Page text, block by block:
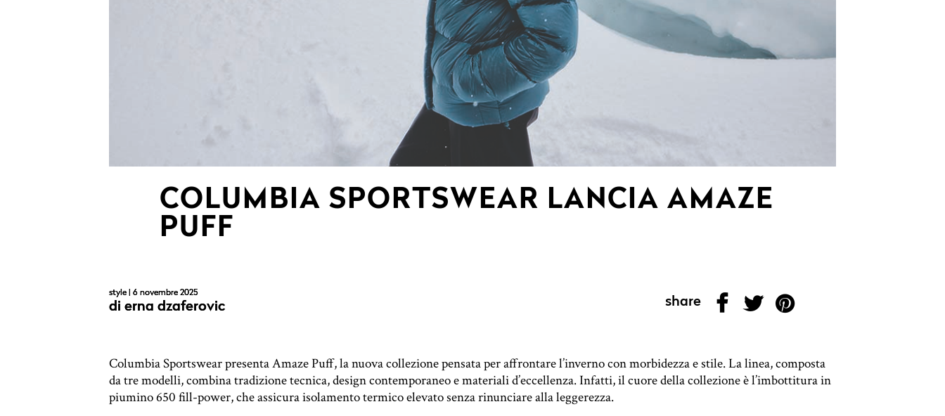
COLUMBIA SPORTSWEAR LANCIA AMAZE
PUFF
style | 6 novembre 2025
di erna dzaferovic share
Columbia Sportswear presenta Amaze Puff, la nuova collezione pensata per affrontare l’inverno con morbidezza e stile. La linea, composta
da tre modelli, combina tradizione tecnica, design contemporaneo e materiali d’eccellenza. Infatti, il cuore della collezione è l’imbottitura in
piumino 650 fill-power, che assicura isolamento termico elevato senza rinunciare alla leggerezza.